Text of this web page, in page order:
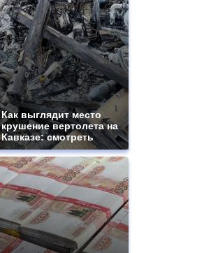
Как выглядит место
крушение вертолета на
Кавказе: смотреть